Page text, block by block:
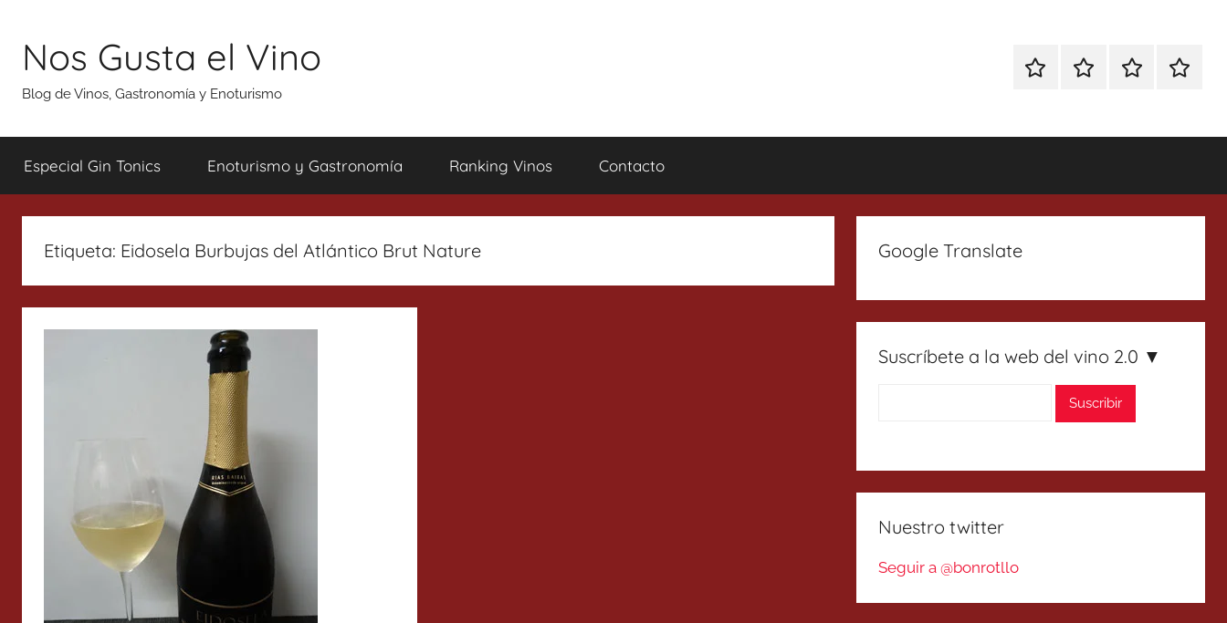
contenido
Nos Gusta el Vino
Blog de Vinos, Gastronomía y Enoturismo
EspecialEnoturismoRanking
Especial Gin Tonics Enoturismo y Gastronomía Ranking Vinos Contacto
Etiqueta: Eidosela Burbujas del Atlántico Brut Nature Google Translate
Suscríbete a la web del vino 2.0 ▼
Nuestro twitter
Seguir a @bonrotllo